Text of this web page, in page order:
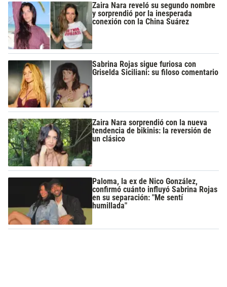
Zaira Nara reveló su segundo nombre
y sorprendió por la inesperada
conexión con la China Suárez
Sabrina Rojas sigue furiosa con
Griselda Siciliani: su filoso comentario
Zaira Nara sorprendió con la nueva
tendencia de bikinis: la reversión de
un clásico
Paloma, la ex de Nico González,
confirmó cuánto influyó Sabrina Rojas
en su separación: "Me sentí
humillada"